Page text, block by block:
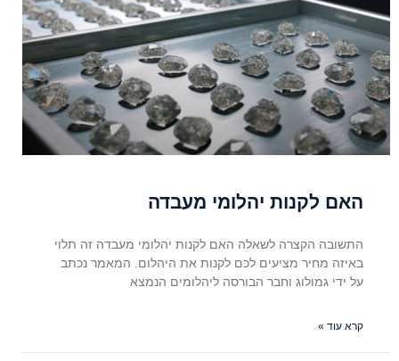
האם לקנות יהלומי מעבדה
התשובה הקצרה לשאלה האם לקנות יהלומי מעבדה זה תלוי
באיזה מחיר מציעים לכם לקנות את היהלום. המאמר נכתב
על ידי גמולוג וחבר הבורסה ליהלומים הנמצא
קרא עוד »